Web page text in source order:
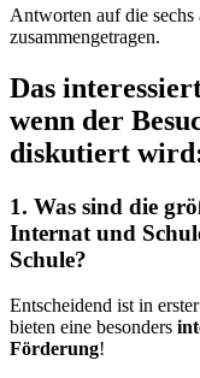
Antworten auf die
zusammengetragen.
Das
wenn der
diskutiert
1. Was sind die
Internat und
Schule?
Entscheidend ist in
bieten eine besonders
Förderung!